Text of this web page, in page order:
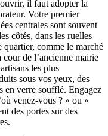
il faut adopter la
Votre premier
centrales sont souvent
côtés, dans les ruelles
quartier, comme le marché
de l’ancienne mairie
les plus
sous vos yeux, des
en verre soufflé. Engagez
venez-vous ? » ou «
des portes sur des